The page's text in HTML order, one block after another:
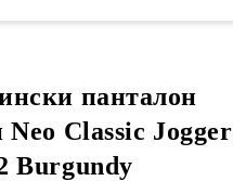
панталон
Neo Classic Jogger
Burgundy